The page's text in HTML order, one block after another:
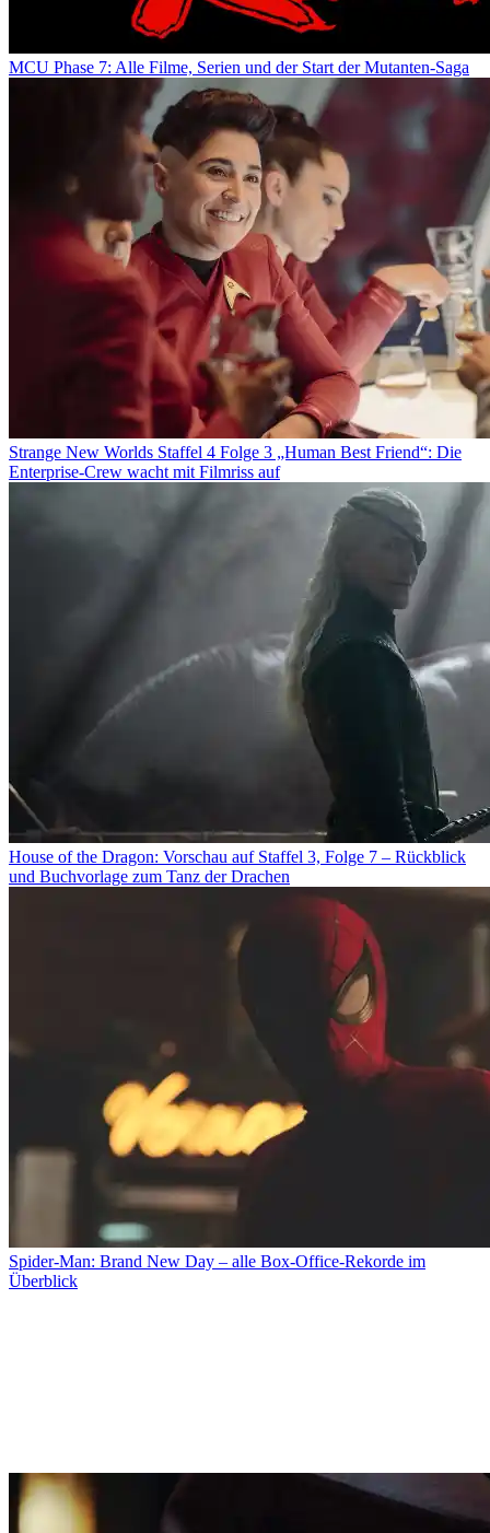
MCU Phase 7: Alle Filme, Serien und der Start der Mutanten-Saga
Strange New Worlds Staffel 4 Folge 3 „Human Best Friend“: Die
Enterprise-Crew wacht mit Filmriss auf
House of the Dragon: Vorschau auf Staffel 3, Folge 7 – Rückblick
und Buchvorlage zum Tanz der Drachen
Spider-Man: Brand New Day – alle Box-Office-Rekorde im
Überblick